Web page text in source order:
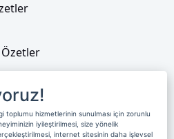
toplumu hizmetlerinin sunulması için zorunlu
iyileştirilmesi, size yönelik
internet sitesinin daha işlevsel